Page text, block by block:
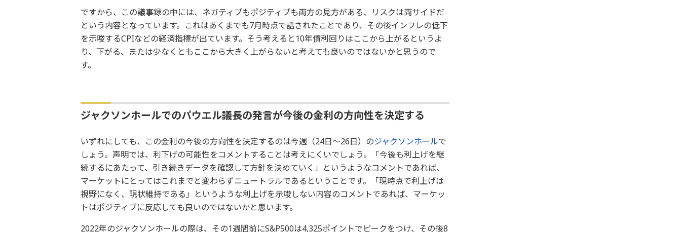
ですから、この議事録の中には、ネガティブもポジティブも両方の見方がある、リスクは両サイドだ
という内容となっています。これはあくまでも7月時点で話されたことであり、その後インフレの低下
を示唆するCPIなどの経済指標が出ています。そう考えると10年債利回りはここから上がるというよ
り、下がる、または少なくともここから大きく上がらないと考えても良いのではないかと思うので
す。
ジャクソンホールでのパウエル議長の発言が今後の金利の方向性を決定する
いずれにしても、この金利の今後の方向性を決定するのは今週（24日～26日）のジャクソンホールで
しょう。声明では、利下げの可能性をコメントすることは考えにくいでしょう。「今後も利上げを継
続するにあたって、引き続きデータを確認して方針を決めていく」というようなコメントであれば、
マーケットにとってはこれまでと変わらずニュートラルであるということです。「現時点で利上げは
視野になく、現状維持である」というような利上げを示唆しない内容のコメントであれば、マーケッ
トはポジティブに反応しても良いのではないかと思います。
2022年のジャクソンホールの際は、その1週間前にS&P500は4,325ポイントでピークをつけ、その後8